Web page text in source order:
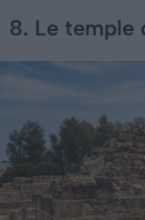
8. Le temple